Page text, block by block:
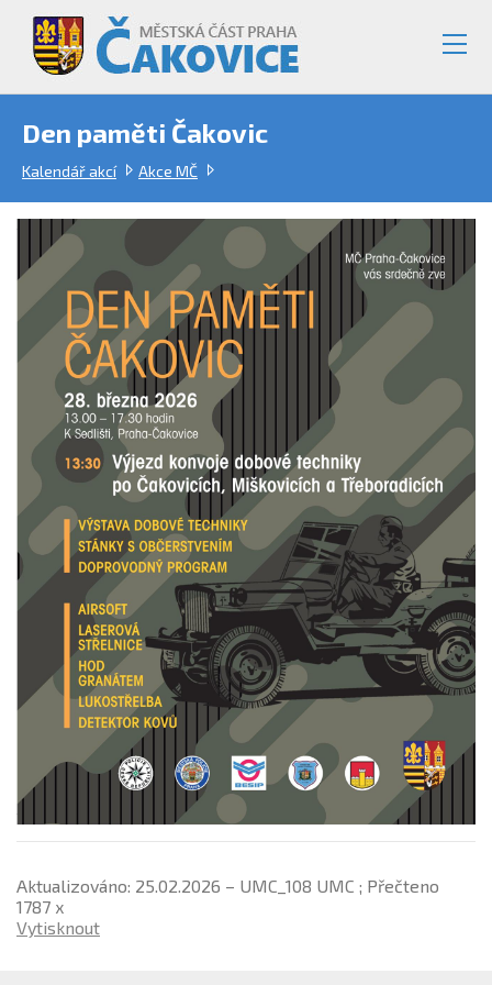
Den paměti Čakovic
Kalendář akcí Akce MČ
Aktualizováno: 25.02.2026 – UMC_108 UMC ; Přečteno
1787 x
Vytisknout